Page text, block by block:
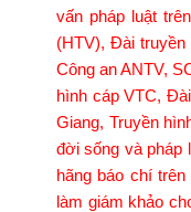
vấn pháp luật
(HTV), Đài
Công an ANTV,
hình cáp VTC,
Giang, Truyền
đời sống và pháp
hãng báo chí
làm giám khảo